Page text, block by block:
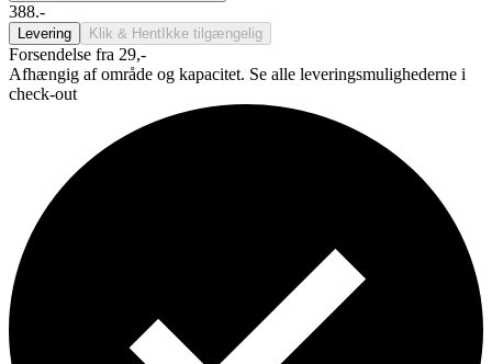
388.-
Levering Klik & Hent Ikke tilgængelig
Forsendelse fra 29,-
Afhængig af område og kapacitet. Se alle leveringsmulighederne i
check-out